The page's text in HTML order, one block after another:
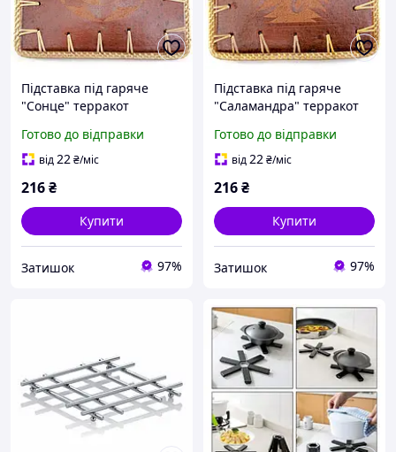
Підставка під гаряче
"Сонце" терракот
Готово до відправки
від22₴/міс
216₴
Купити
Затишок 97%
Підставка під гаряче
"Саламандра" терракот
Готово до відправки
від22₴/міс
216₴
Купити
Затишок 97%